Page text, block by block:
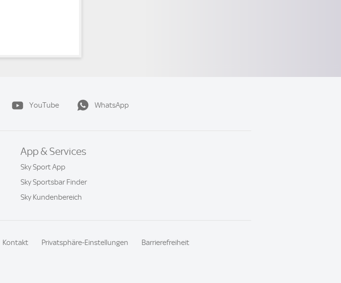
YouTube WhatsApp
App & Services
Sky Sport App
Sky Sportsbar Finder
Sky Kundenbereich
Kontakt Privatsphäre-Einstellungen Barrierefreiheit